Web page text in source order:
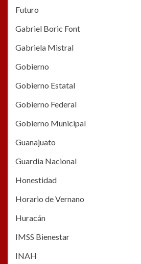
Futuro
Gabriel Boric Font
Gabriela Mistral
Gobierno
Gobierno Estatal
Gobierno Federal
Gobierno Municipal
Guanajuato
Guardia Nacional
Honestidad
Horario de Vernano
Huracán
IMSS Bienestar
INAH